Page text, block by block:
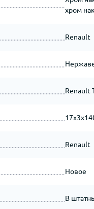
хром
Renault
Renault
Renault
Новое
В